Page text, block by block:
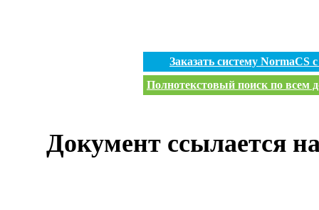
Заказать систему
Полнотекстовый поиск по всем
Документ ссылается